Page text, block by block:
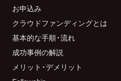
お申込み
クラウドファンディングとは
基本的な手順・流れ
成功事例の解説
メリット・デメリット